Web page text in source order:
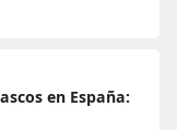
en España: